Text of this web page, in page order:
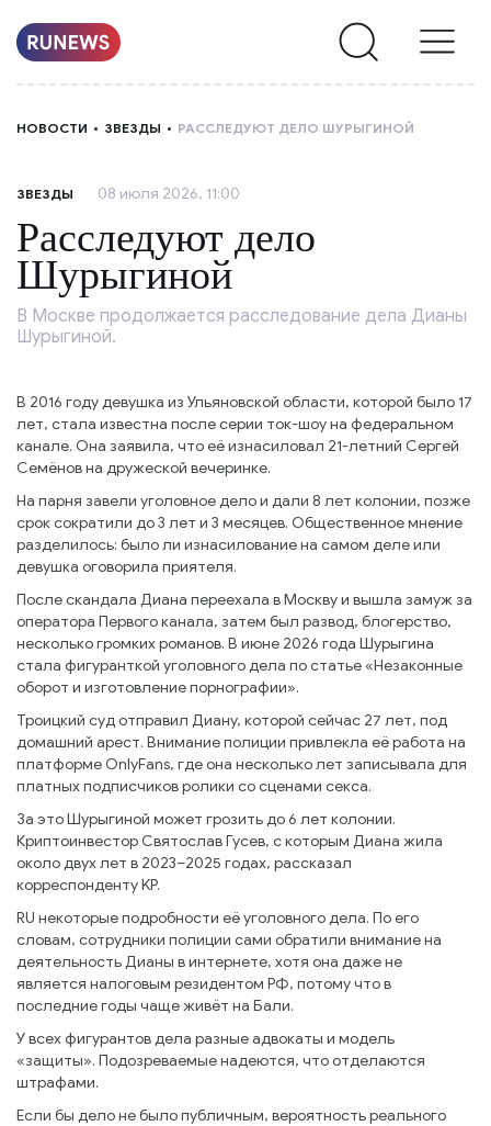
О
НАС
НОВОСТИ ЗВЕЗДЫ РАССЛЕДУЮТ ДЕЛО ШУРЫГИНОЙ
ЗВЕЗДЫ 08 июля 2026, 11:00
Расследуют дело
Шурыгиной
В Москве продолжается расследование дела Дианы
Шурыгиной.
В 2016 году девушка из Ульяновской области, которой было 17
лет, стала известна после серии ток-шоу на федеральном
канале. Она заявила, что её изнасиловал 21-летний Сергей
Семёнов на дружеской вечеринке.
На парня завели уголовное дело и дали 8 лет колонии, позже
срок сократили до 3 лет и 3 месяцев. Общественное мнение
разделилось: было ли изнасилование на самом деле или
девушка оговорила приятеля.
После скандала Диана переехала в Москву и вышла замуж за
оператора Первого канала, затем был развод, блогерство,
несколько громких романов. В июне 2026 года Шурыгина
стала фигуранткой уголовного дела по статье «Незаконные
оборот и изготовление порнографии».
Троицкий суд отправил Диану, которой сейчас 27 лет, под
домашний арест. Внимание полиции привлекла её работа на
платформе OnlyFans, где она несколько лет записывала для
платных подписчиков ролики со сценами секса.
За это Шурыгиной может грозить до 6 лет колонии.
Криптоинвестор Святослав Гусев, с которым Диана жила
около двух лет в 2023–2025 годах, рассказал
корреспонденту KP.
RU некоторые подробности её уголовного дела. По его
словам, сотрудники полиции сами обратили внимание на
деятельность Дианы в интернете, хотя она даже не
является налоговым резидентом РФ, потому что в
последние годы чаще живёт на Бали.
У всех фигурантов дела разные адвокаты и модель
«защиты». Подозреваемые надеются, что отделаются
штрафами.
Если бы дело не было публичным, вероятность реального